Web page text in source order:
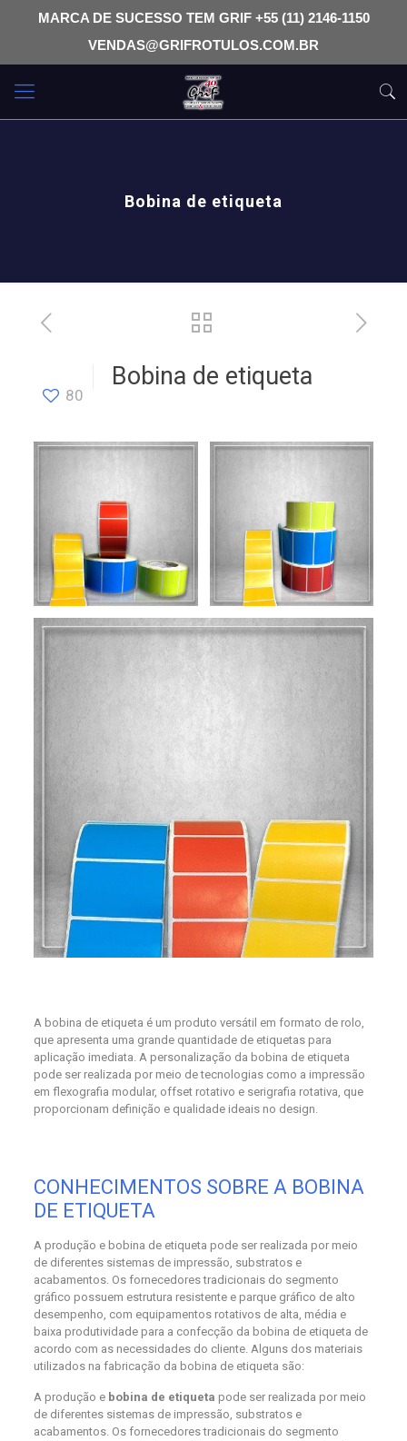
MARCA DE SUCESSO TEM GRIF +55 (11) 2146-1150
VENDAS@GRIFROTULOS.COM.BR
Bobina de etiqueta
80
Bobina de etiqueta
A bobina de etiqueta é um produto versátil em formato de rolo,
que apresenta uma grande quantidade de etiquetas para
aplicação imediata. A personalização da bobina de etiqueta
pode ser realizada por meio de tecnologias como a impressão
em flexografia modular, offset rotativo e serigrafia rotativa, que
proporcionam definição e qualidade ideais no design.
CONHECIMENTOS SOBRE A BOBINA
DE ETIQUETA
A produção e bobina de etiqueta pode ser realizada por meio
de diferentes sistemas de impressão, substratos e
acabamentos. Os fornecedores tradicionais do segmento
gráfico possuem estrutura resistente e parque gráfico de alto
desempenho, com equipamentos rotativos de alta, média e
baixa produtividade para a confecção da bobina de etiqueta de
acordo com as necessidades do cliente. Alguns dos materiais
utilizados na fabricação da bobina de etiqueta são:
A produção e bobina de etiqueta pode ser realizada por meio
de diferentes sistemas de impressão, substratos e
acabamentos. Os fornecedores tradicionais do segmento